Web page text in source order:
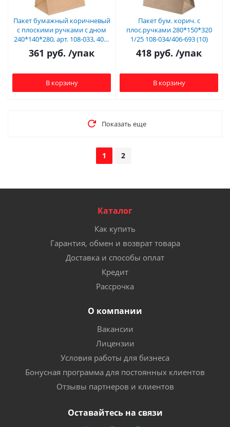
Пакет бумажный коричневый
с плоскими ручками с дном
240*140*280, арт. 108-033, 406-
988
361 руб. /упак
В корзину
Пакет бум. корич. с
плос.ручками 280*150*320
1/25 108-034/406-693 (10)
418 руб. /упак
В корзину
Показать еще
1 2
Каталог
Как купить
Гарантия, обмен и возврат товара
Доставка и способы оплат
Кредит
Рассрочка
О компании
Вакансии
Лицензии
Условия работы для бизнеса
Бонусная программа для постоянных клиентов
Отзывы партнеров и клиентов
Оставайтесь на связи